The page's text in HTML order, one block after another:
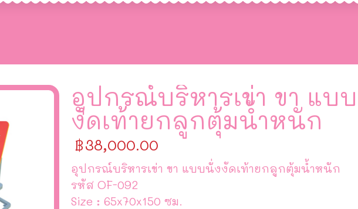
อุปกรณ์บริหารเข่า ขา แบ
งัดเท้ายกลูกตุ้มน้ำหนัก
฿38,000.00
อุปกรณ์บริหารเข่า ขา แบบนั่งงัดเท้ายกลูกตุ้มน้ำหนัก
รหัส OF-092
Size : 65x70x150 ซม.